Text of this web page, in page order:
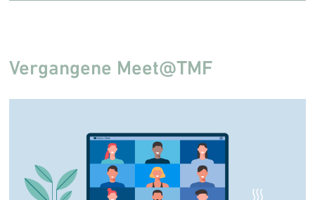
Vergangene Meet@TMF